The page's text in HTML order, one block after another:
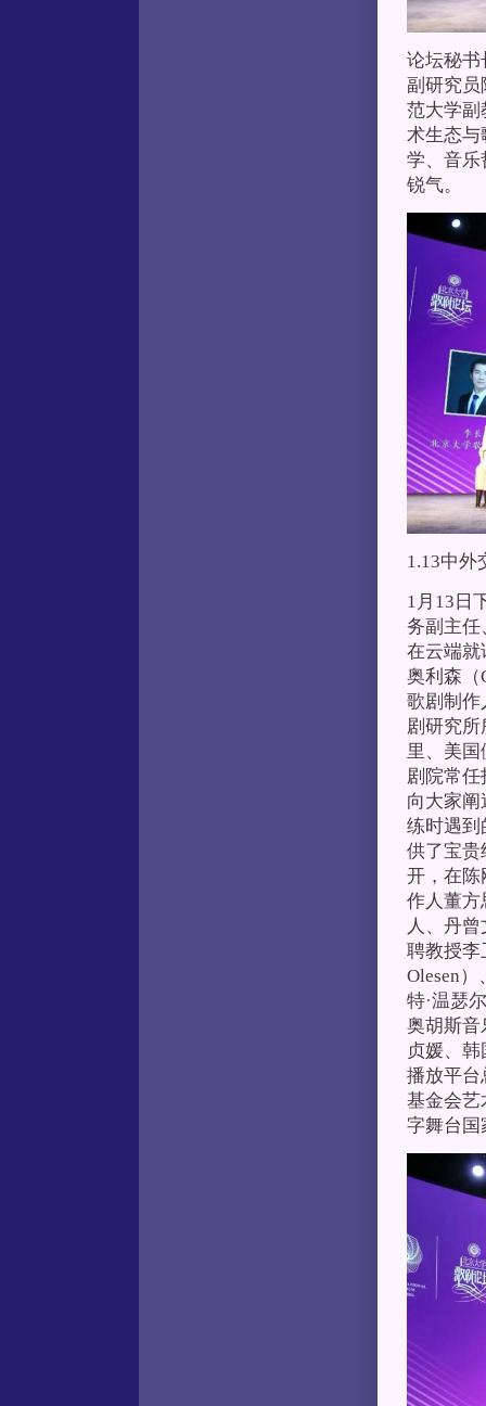
论坛秘书
副研究员
范大学副
术生态与
学、音乐
锐气。
1.13中外
1月13日
务副主任
在云端就
奥利森（
歌剧制作
剧研究
里、美
剧院常任
向大家
练时遇到
供了宝贵
开，在陈
作人董方
人、丹
聘教授李
Olesen
特·温瑟
奥胡斯音
贞媛、
播放平台
基金会艺
字舞台国